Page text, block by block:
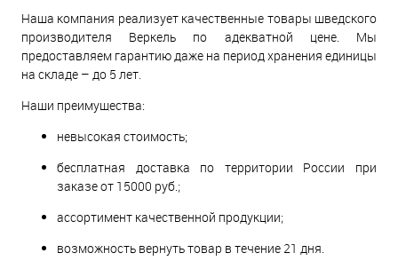
Наша компания реализует качественные товары шведского
производителя Веркель по адекватной цене. Мы
предоставляем гарантию даже на период хранения единицы
на складе – до 5 лет.
Наши преимущества:
невысокая стоимость;
бесплатная доставка по территории России при
заказе от 15000 руб.;
ассортимент качественной продукции;
возможность вернуть товар в течение 21 дня.